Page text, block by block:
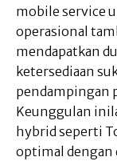
mobile service
operasional
mendapatkan
ketersediaan
pendampingan
Keunggulan
hybrid seperti
optimal